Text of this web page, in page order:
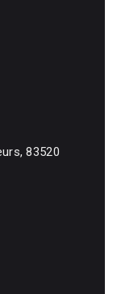
83520